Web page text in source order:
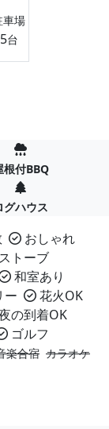
車場
5台
根付BBQ
グハウス
おしゃれ
トーブ
和室あり
ー
花火OK
の到着OK
ゴルフ
楽合宿 カラオケ